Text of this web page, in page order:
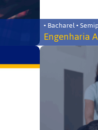
• Bacharel •
Engenharia